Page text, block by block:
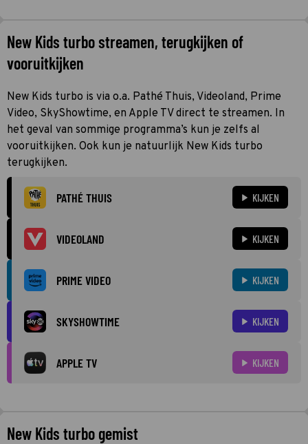
New Kids turbo streamen, terugkijken of
vooruitkijken
New Kids turbo is via o.a. Pathé Thuis, Videoland, Prime
Video, SkyShowtime, en Apple TV direct te streamen. In
het geval van sommige programma’s kun je zelfs al
vooruitkijken. Ook kun je natuurlijk New Kids turbo
terugkijken.
PATHÉ THUIS KIJKEN
VIDEOLAND KIJKEN
PRIME VIDEO KIJKEN
SKYSHOWTIME KIJKEN
APPLE TV KIJKEN
New Kids turbo gemist